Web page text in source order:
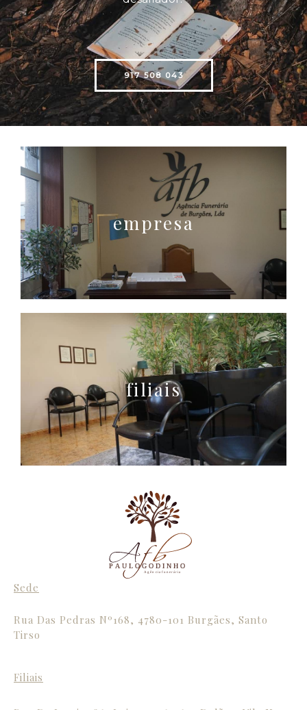
917 508 043
empresa
filiais
P A U L O G O D I N H O
A g ê n c i a f u n e r á r i a
Sede
Rua Das Pedras Nº168, 4780-101 Burgães, Santo
Tirso
Filiais